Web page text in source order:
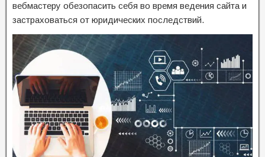
вебмастеру обезопасить себя во время ведения сайта и
застраховаться от юридических последствий.